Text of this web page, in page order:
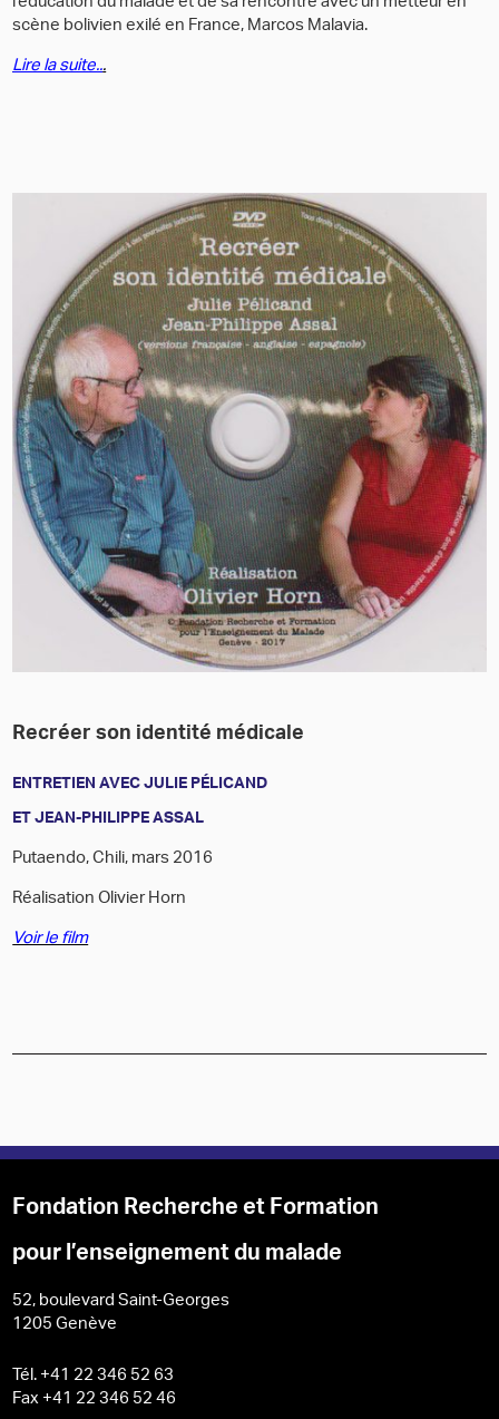
scène bolivien exilé en France, Marcos Malavia.
Lire la suite...
Recréer son identité médicale
ENTRETIEN AVEC JULIE PÉLICAND
ET JEAN-PHILIPPE ASSAL
Putaendo, Chili, mars 2016
Réalisation Olivier Horn
Voir le film
Fondation Recherche et Formation
pour l’enseignement du malade
52, boulevard Saint-Georges
1205 Genève
Tél. +41 22 346 52 63
Fax +41 22 346 52 46